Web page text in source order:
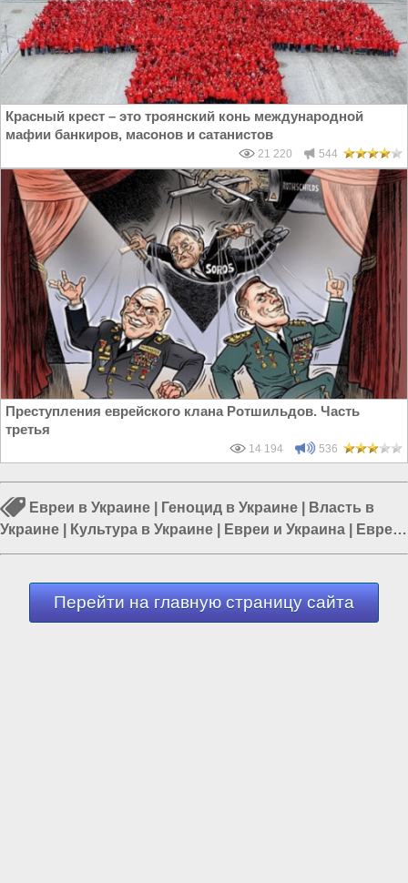
Красный крест – это троянский конь международной
мафии банкиров, масонов и сатанистов
21 220 544
Преступления еврейского клана Ротшильдов. Часть
третья
14 194 536
Евреи в Украине Геноцид в Украине
Власть в
Украине
Культура в Украине Евреи и Украина
Евреи
и русские|Дикий Запад
Перейти на главную страницу сайта